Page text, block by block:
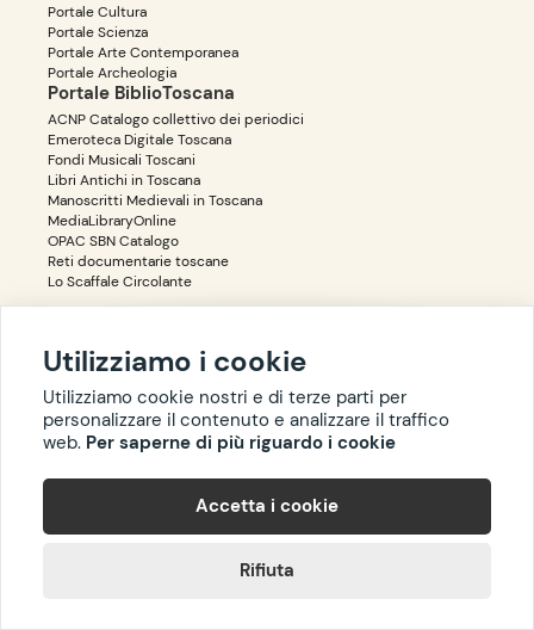
Portale Cultura
Portale Scienza
Portale Arte Contemporanea
Portale Archeologia
Portale BiblioToscana
ACNP Catalogo collettivo dei periodici
Emeroteca Digitale Toscana
Fondi Musicali Toscani
Libri Antichi in Toscana
Manoscritti Medievali in Toscana
MediaLibraryOnline
OPAC SBN Catalogo
Reti documentarie toscane
Lo Scaffale Circolante
Accessibilità Privacy
BIBLIOTOSCANA: tutti i diritti riservati quanto ai dati
Utilizziamo i cookie
Utilizziamo cookie nostri e di terze parti per
personalizzare il contenuto e analizzare il traffico
web. Per saperne di più riguardo i cookie
Accetta i cookie
Rifiuta